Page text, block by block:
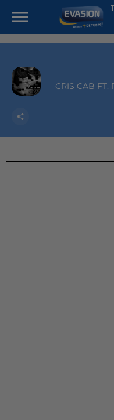
CRIS CAB FT.